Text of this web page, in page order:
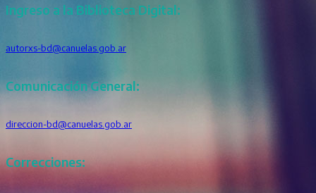
Ingreso a la Biblioteca Digital:
autorxs-bd@canuelas.gob.ar
Comunicación General:
direccion-bd@canuelas.gob.ar
Correcciones: